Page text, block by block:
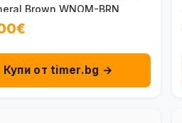
Brown WNOM-BRN
Купи от timer.bg →